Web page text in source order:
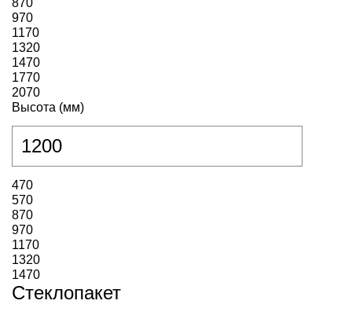
870
970
1170
1320
1470
1770
2070
Высота (мм)
470
570
870
970
1170
1320
1470
Стеклопакет